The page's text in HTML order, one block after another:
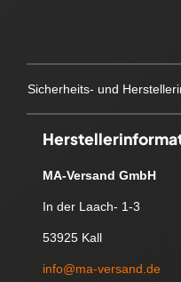
Sicherheits- und
MA-Versand GmbH
In der Laach- 1-3
53925 Kall
info@ma-versand.de